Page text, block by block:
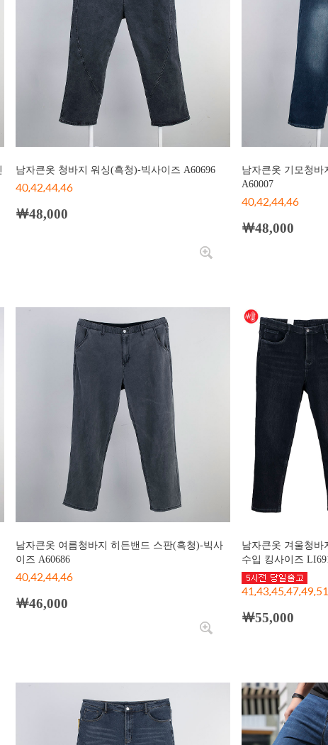
남자큰옷 청바지 워싱(흑청)-빅사이즈 A60696
40,42,44,46
￦48,000
남자큰옷 기모청바
A60007
40,42,44,46
￦48,000
남자큰옷 여름청바지 히든밴드 스판(흑청)-빅사
이즈 A60686
40,42,44,46
￦46,000
남자큰옷 겨울청바
수입 킹사이즈
￦55,000